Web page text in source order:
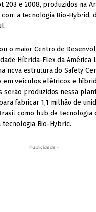
208 e 2008, produzidos na
a tecnologia Bio-Hybrid,
o maior Centro de
Híbrida-Flex da América
nova estrutura do Safety
em veículos elétricos e
serão produzidos nessa
fabricar 1,1 milhão de
como hub de tecnologia
tecnologia Bio-Hybrid.
- Publicidade -